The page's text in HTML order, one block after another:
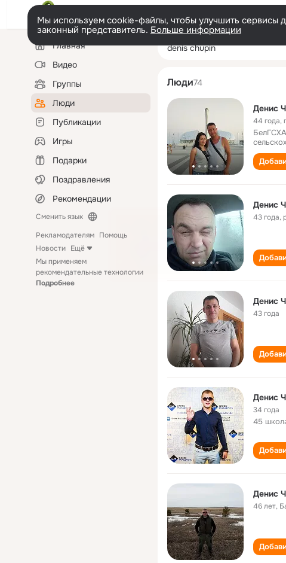
Мы используем cookie-файлы, чтобы улучшить сервисы
законный представитель. Больше информации
Левая
колонкаГлавная
Видео
Группы
Люди
Публикации
Игры
Подарки
Поздравления
Рекомендации
Сменить язык
Рекламодателям Помощь
Новости Ещё
Мы применяем
рекомендательные технологии
Подробнее
denis chupin
Люди74
Денис
44 года,
Денис
43 года,
Денис
43 года
Денис
34 года
45
Денис
46 лет,